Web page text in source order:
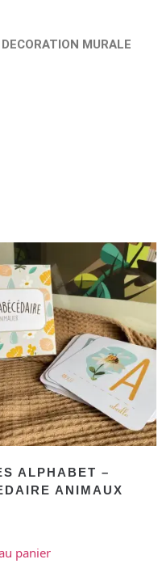
DECORATION MURALE
ALPHABET –
ANIMAUX
panier